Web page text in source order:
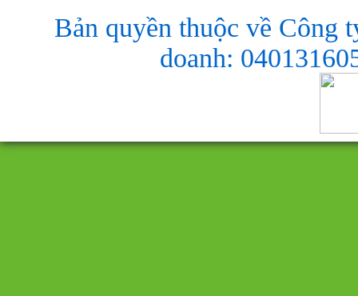
Bản quyền thuộc về Công
doanh: